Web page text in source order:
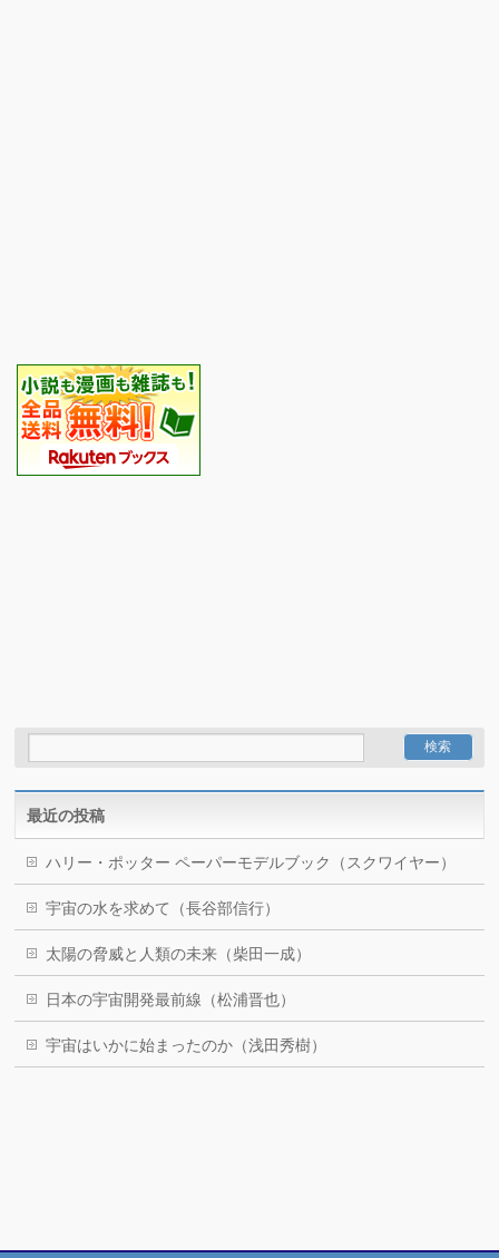
最近の投稿
ハリー・ポッター ペーパーモデルブック（スクワイヤー）
宇宙の水を求めて（長谷部信行）
太陽の脅威と人類の未来（柴田一成）
日本の宇宙開発最前線（松浦晋也）
宇宙はいかに始まったのか（浅田秀樹）